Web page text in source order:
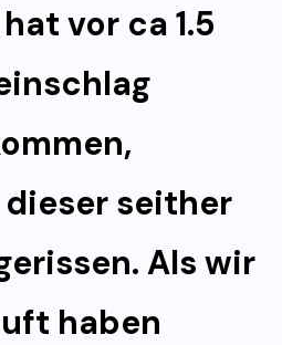
vor ca 1.5
seither
Als wir
haben